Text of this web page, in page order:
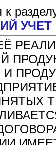
к
УЧЕТ
И